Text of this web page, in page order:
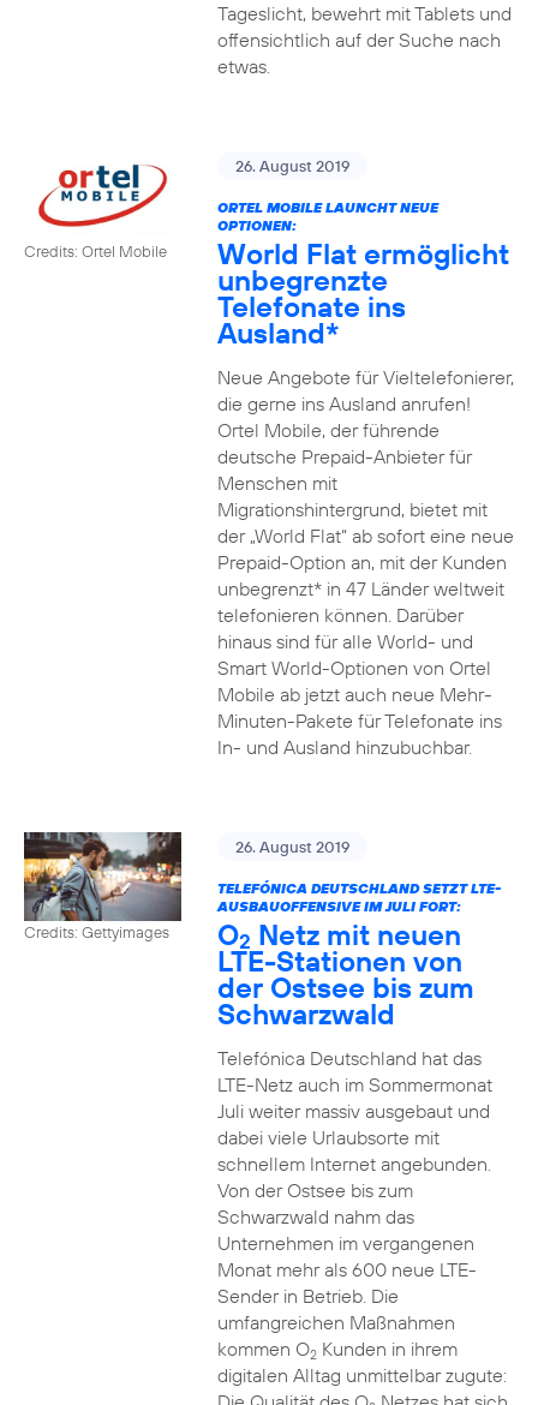
Tageslicht, bewehrt mit Tablets und
offensichtlich auf der Suche nach
etwas.
Credits: Ortel Mobile
26. August 2019
ORTEL MOBILE LAUNCHT NEUE
OPTIONEN:
World Flat ermöglicht
unbegrenzte
Telefonate ins
Ausland*
Neue Angebote für Vieltelefonierer,
die gerne ins Ausland anrufen!
Ortel Mobile, der führende
deutsche Prepaid-Anbieter für
Menschen mit
Migrationshintergrund, bietet mit
der „World Flat“ ab sofort eine neue
Prepaid-Option an, mit der Kunden
unbegrenzt* in 47 Länder weltweit
telefonieren können. Darüber
hinaus sind für alle World- und
Smart World-Optionen von Ortel
Mobile ab jetzt auch neue Mehr-
Minuten-Pakete für Telefonate ins
In- und Ausland hinzubuchbar.
Credits: Gettyimages
26. August 2019
TELEFÓNICA DEUTSCHLAND SETZT LTE-
AUSBAUOFFENSIVE IM JULI FORT:
O2 Netz mit neuen
LTE-Stationen von
der Ostsee bis zum
Schwarzwald
Telefónica Deutschland hat das
LTE-Netz auch im Sommermonat
Juli weiter massiv ausgebaut und
dabei viele Urlaubsorte mit
schnellem Internet angebunden.
Von der Ostsee bis zum
Schwarzwald nahm das
Unternehmen im vergangenen
Monat mehr als 600 neue LTE-
Sender in Betrieb. Die
umfangreichen Maßnahmen
kommen O2Kunden in ihrem
digitalen Alltag unmittelbar zugute: